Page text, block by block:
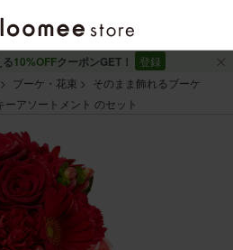
10%OFFクーポンGET！
登録
ブーケ・花束
そのまま飾れるブーケ
アソートメント のセット